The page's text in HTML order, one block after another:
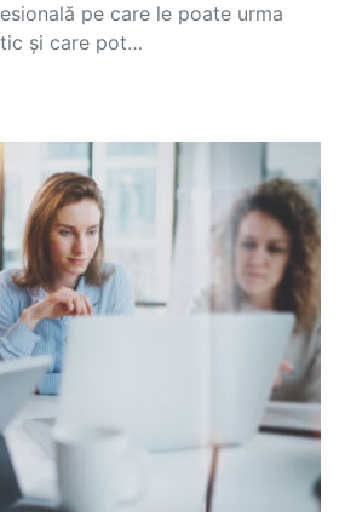
pe care le poate urma
și care pot…